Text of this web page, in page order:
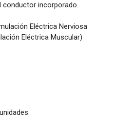
conductor incorporado.
Eléctrica Nerviosa
Eléctrica Muscular)